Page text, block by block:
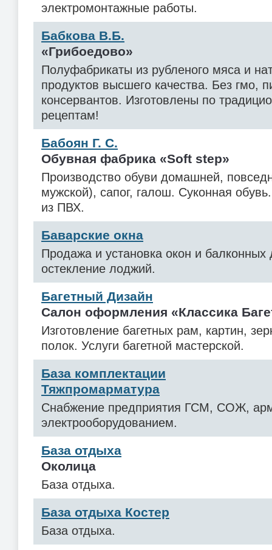
электромонтажные работы.
Бабкова В.Б.
«Грибоедово»
Полуфабрикаты из рубленого мяса и
продуктов высшего качества. Без гмо,
консервантов. Изготовлены по
рецептам!
Бабоян Г. С.
Обувная фабрика «Soft step»
Производство обуви домашней,
мужской), сапог, галош. Суконная
из ПВХ.
Баварские окна
Продажа и установка окон и
остекление лоджий.
Багетный Дизайн
Салон оформления «Классика
Изготовление багетных рам, картин,
полок. Услуги багетной мастерской.
База комплектации
Тяжпромарматура
Снабжение предприятия ГСМ, СОЖ,
электрооборудованием.
База отдыха
Околица
База отдыха.
База отдыха Костер
База отдыха.